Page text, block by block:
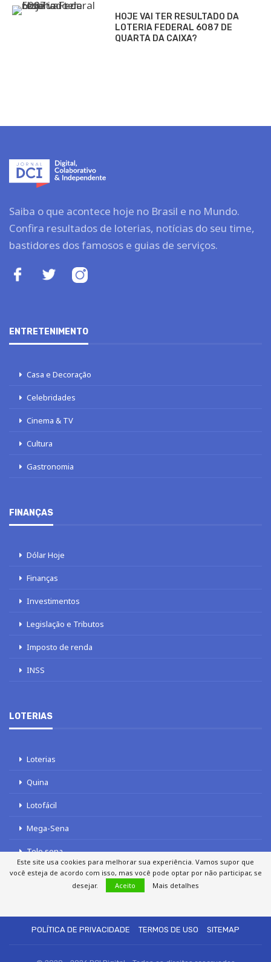
HOJE VAI TER RESULTADO DA
LOTERIA FEDERAL 6087 DE
QUARTA DA CAIXA?
Saiba o que acontece hoje no Brasil e no Mundo.
Confira resultados de loterias, notícias do seu time,
bastidores dos famosos e guias de serviços.
ENTRETENIMENTO
Casa e Decoração
Celebridades
Cinema & TV
Cultura
Gastronomia
FINANÇAS
Dólar Hoje
Finanças
Investimentos
Legislação e Tributos
Imposto de renda
INSS
LOTERIAS
Loterias
Quina
Lotofácil
Mega-Sena
Tele sena
POLÍTICA DE PRIVACIDADE
TERMOS DE USO SITEMAP
Este site usa cookies para melhorar sua experiência. Vamos supor que
você esteja de acordo com isso, mas você pode optar por não participar, se
desejar.
Aceito Mais detalhes